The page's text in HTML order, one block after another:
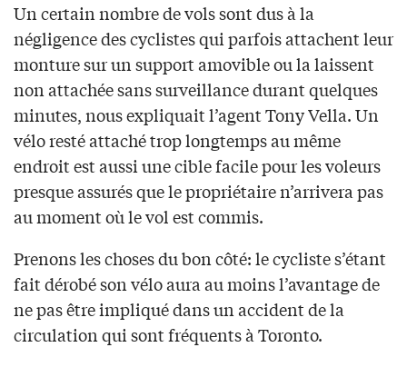
Un certain nombre de vols sont dus à la
négligence des cyclistes qui parfois attachent leur
monture sur un support amovible ou la laissent
non attachée sans surveillance durant quelques
minutes, nous expliquait l’agent Tony Vella. Un
vélo resté attaché trop longtemps au même
endroit est aussi une cible facile pour les voleurs
presque assurés que le propriétaire n’arrivera pas
au moment où le vol est commis.
Prenons les choses du bon côté: le cycliste s’étant
fait dérobé son vélo aura au moins l’avantage de
ne pas être impliqué dans un accident de la
circulation qui sont fréquents à Toronto.